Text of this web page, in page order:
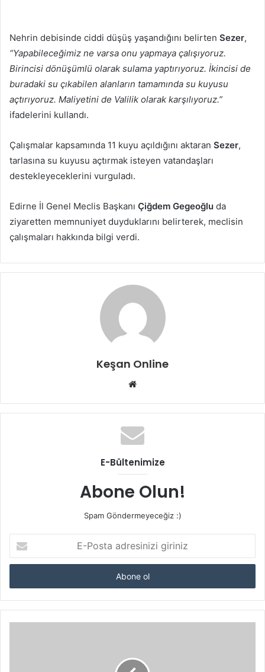
Nehrin debisinde ciddi düşüş yaşandığını belirten Sezer,
“Yapabileceğimiz ne varsa onu yapmaya çalışıyoruz.
Birincisi dönüşümlü olarak sulama yaptırıyoruz. İkincisi de
buradaki su çıkabilen alanların tamamında su kuyusu
açtırıyoruz. Maliyetini de Valilik olarak karşılıyoruz.”
ifadelerini kullandı.
Çalışmalar kapsamında 11 kuyu açıldığını aktaran Sezer,
tarlasına su kuyusu açtırmak isteyen vatandaşları
destekleyeceklerini vurguladı.
Edirne İl Genel Meclis Başkanı Çiğdem Gegeoğlu da
ziyaretten memnuniyet duyduklarını belirterek, meclisin
çalışmaları hakkında bilgi verdi.
Keşan Online
Web
E-Bültenimize
Abone Olun!
Spam Göndermeyeceğiz :)
Posta
adresinizi